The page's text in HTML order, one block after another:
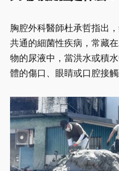
胸腔外科醫師杜承哲指出
共通的細菌性疾病，常藏
物的尿液中，當洪水或積
體的傷口、眼睛或口腔接